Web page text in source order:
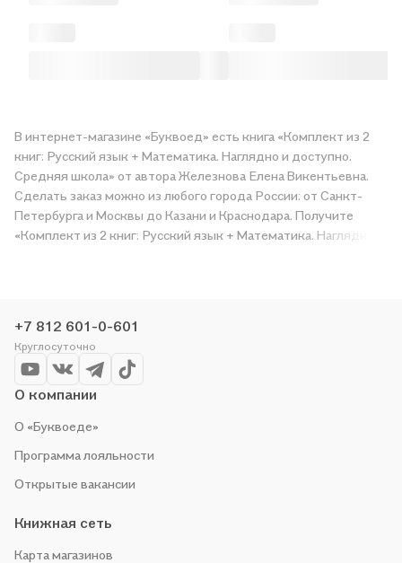
В интернет-магазине «Буквоед» есть книга «Комплект из 2
книг: Русский язык + Математика. Наглядно и доступно.
Средняя школа» от автора Железнова Елена Викентьевна.
Сделать заказ можно из любого города России: от Санкт-
Петербурга и Москвы до Казани и Краснодара. Получите
«Комплект из 2 книг: Русский язык + Математика. Наглядно и
Оставайтесь с нами, чтобы не упустить выгоду!
+7 812 601-0-601
Круглосуточно
О компании
О «Буквоеде»
Программа лояльности
Открытые вакансии
Книжная сеть
Карта магазинов